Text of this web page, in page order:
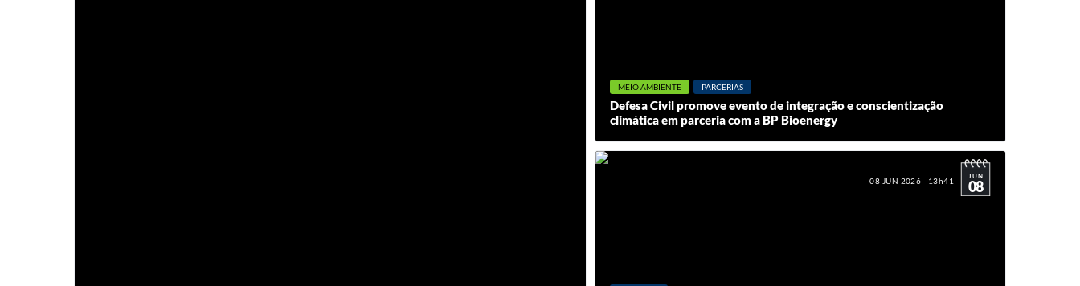
MEIO AMBIENTE PARCERIAS
Defesa Civil promove evento de integração e conscientização
climática em parceria com a BP Bioenergy
08 JUN 2026 - 13h41 JUN
08